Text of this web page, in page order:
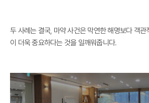
두 사례는 결국, 마약 사건은 막연한 해명보다 객관
이 더욱 중요하다는 것을 일깨워줍니다.